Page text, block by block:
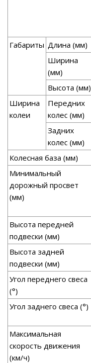
Габариты Длина (мм)
Ширина
(мм)
Высота (мм)
Ширина
колеи
Передних
колес (мм)
Задних
колес (мм)
Колесная база (мм)
Минимальный
дорожный просвет
(мм)
Высота передней
подвески (мм)
Высота задней
подвески (мм)
Угол переднего свеса
(°)
Угол заднего свеса (°)
Максимальная
скорость движения
(км/ч)